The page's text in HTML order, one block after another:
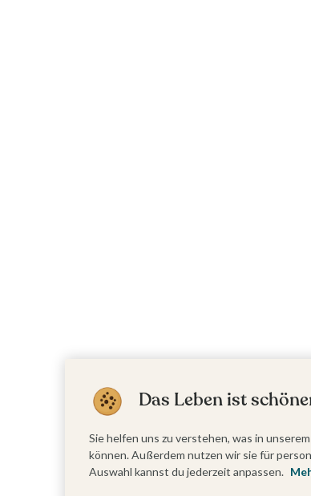
Das Leben ist
Sie helfen uns zu verstehen, was in
können. Außerdem nutzen wir sie für
Auswahl kannst du jederzeit anpassen.